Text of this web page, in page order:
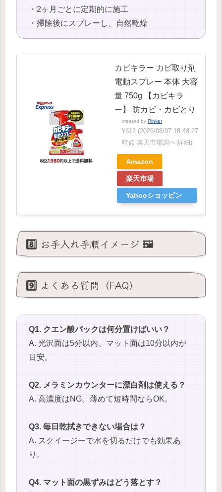
・2ヶ月ごとに定期的に施工
・掃除後にスプレーし、自然乾燥
カビキラー カビ取り剤
電動スプレー 本体 大容
量 750g 【カビキラ
ー】 防カビ・カビとり
created by Rinker
¥612 (2026/08/07 18:48:27
時点 楽天市場調べ-詳細)
Amazon
楽天市場
Yahooショッピン
8️⃣ お手入れ手順イメージ 🖼
9️⃣ よくある質問（FAQ）
Q1. クエン酸パックは何分置けばいい？
A. 光沢面は5分以内、マット面は10分以内が
目安。
Q2. メラミンカウンターに漂白剤は使える？
A. 高濃度はNG。薄めて短時間ならOK。
Q3. 毎日乾拭きできない場合は？
A. スクイージーで水を切るだけでも効果あ
り。
Q4. マット面の黒ずみはどう落とす？